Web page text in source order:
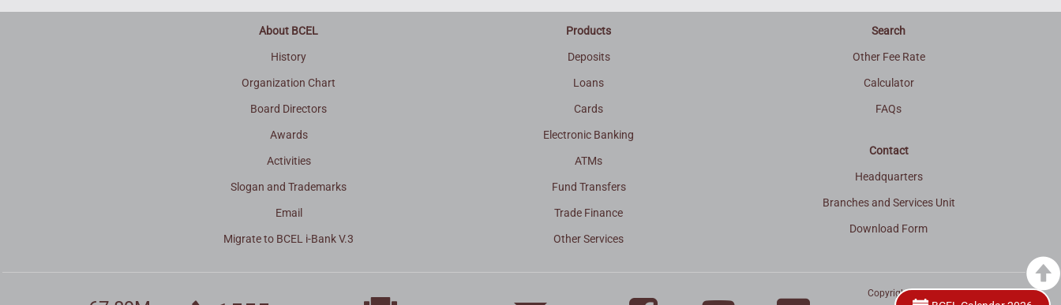
About BCEL
History
Organization Chart
Board Directors
Awards
Activities
Slogan and Trademarks
Email
Migrate to BCEL i-Bank V.3
Products
Deposits
Loans
Cards
Electronic Banking
ATMs
Fund Transfers
Trade Finance
Other Services
Search
Other Fee Rate
Calculator
FAQs
Contact
Headquarters
Branches and Services Unit
Download Form
Copyright © 2015